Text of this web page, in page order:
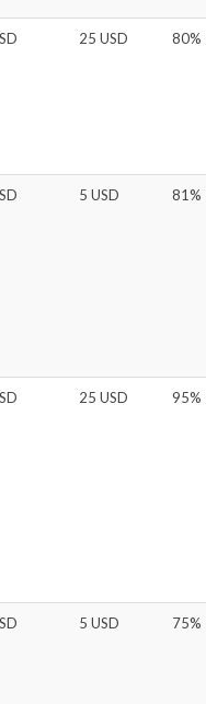
25 USD 80%
5 USD 81%
25 USD 95%
5 USD 75%